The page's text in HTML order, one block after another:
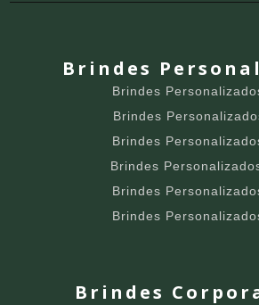
Brindes
Brindes
Brindes
Brindes
Brindes
Brindes
Brindes
Brindes